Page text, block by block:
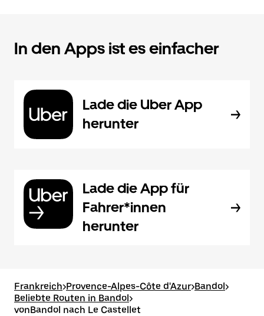
In den Apps ist es einfacher
Lade die Uber App
herunter
Lade die App für
Fahrer*innen
herunter
Frankreich>Provence-Alpes-Côte d'Azur>Bandol>
Beliebte Routen in Bandol>
vonBandol nach Le Castellet